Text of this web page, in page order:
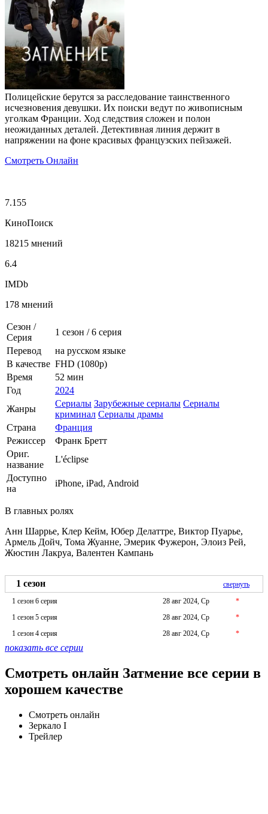
Полицейские берутся за расследование таинственного
исчезновения девушки. Их поиски ведут по живописным
уголкам Франции. Ход следствия сложен и полон
неожиданных деталей. Детективная линия держит в
напряжении на фоне красивых французских пейзажей.
Смотреть Онлайн
7.155
КиноПоиск
18215 мнений
6.4
IMDb
178 мнений
Сезон /
Серия
1 сезон /6 серия
Перевод
на русском языке
В качестве FHD (1080p)
Время
52 мин
Год
2024
Жанры
Сериалы Зарубежные сериалы Сериалы
криминал Сериалы драмы
Страна
Франция
Режиссер
Франк Бретт
Ориг.
название
L'éclipse
Доступно
на
iPhone, iPad, Android
В главных ролях
Анн Шаррье, Клер Кейм, Юбер Делаттре, Виктор Пуарье,
Армель Дойч, Тома Жуанне, Эмерик Фужерон, Элоиз Рей,
Жюстин Лакруа, Валентен Кампань
1 сезон
свернуть
1 сезон 6 серия
28 авг 2024, Ср
*
1 сезон 5 серия
28 авг 2024, Ср
*
1 сезон 4 серия
28 авг 2024, Ср *
показать все серии
Смотреть онлайн Затмение все серии в
хорошем качестве
Смотреть онлайн
Зеркало I
Трейлер